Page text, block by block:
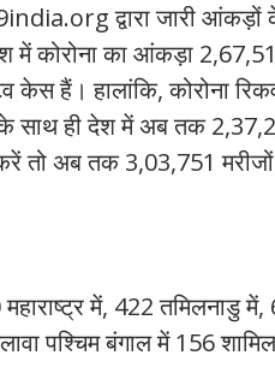
द्वारा जारी आंकड़ों
कोरोना का आंकड़ा
हैं। हालांकि, कोरोना
साथ ही देश में अब तक
तो अब तक 3,03,751
में, 422 तमिलनाडु में,
पश्चिम बंगाल में 156